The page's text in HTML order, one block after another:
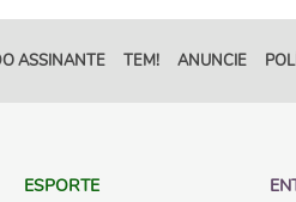
ASSINANTE TEM! ANUNCIE
ESPORTE